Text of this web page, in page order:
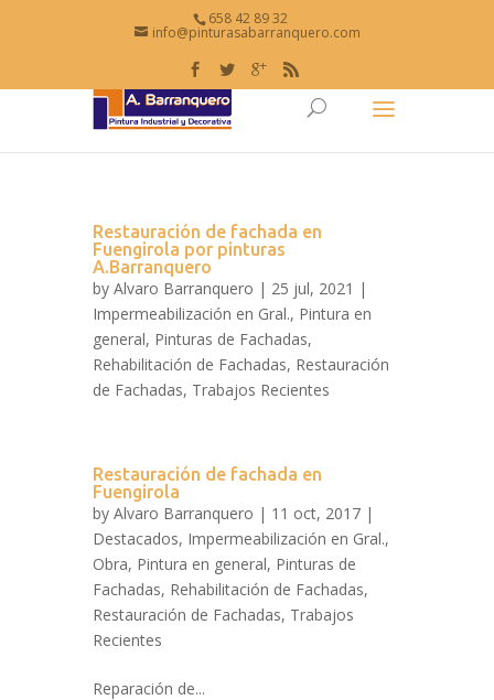
658 42 89 32
info@pinturasabarranquero.com
Restauración de fachada en
Fuengirola por pinturas
A.Barranquero
by Alvaro Barranquero | 25 jul, 2021 |
Impermeabilización en Gral., Pintura en
general, Pinturas de Fachadas,
Rehabilitación de Fachadas, Restauración
de Fachadas, Trabajos Recientes
Restauración de fachada en
Fuengirola
by Alvaro Barranquero | 11 oct, 2017 |
Destacados, Impermeabilización en Gral.,
Obra, Pintura en general, Pinturas de
Fachadas, Rehabilitación de Fachadas,
Restauración de Fachadas, Trabajos
Recientes
Reparación de...